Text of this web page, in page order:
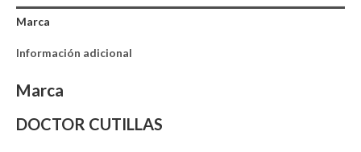
Marca
Información adicional
Marca
DOCTOR CUTILLAS